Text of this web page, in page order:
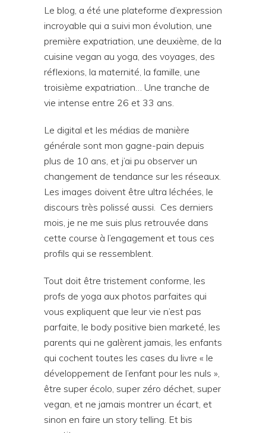
Le blog, a été une plateforme d’expression
incroyable qui a suivi mon évolution, une
première expatriation, une deuxième, de la
cuisine vegan au yoga, des voyages, des
réflexions, la maternité, la famille, une
troisième expatriation… Une tranche de
vie intense entre 26 et 33 ans.
Le digital et les médias de manière
générale sont mon gagne-pain depuis
plus de 10 ans, et j’ai pu observer un
changement de tendance sur les réseaux.
Les images doivent être ultra léchées, le
discours très polissé aussi. Ces derniers
mois, je ne me suis plus retrouvée dans
cette course à l’engagement et tous ces
profils qui se ressemblent.
Tout doit être tristement conforme, les
profs de yoga aux photos parfaites qui
vous expliquent que leur vie n’est pas
parfaite, le body positive bien marketé, les
parents qui ne galèrent jamais, les enfants
qui cochent toutes les cases du livre « le
développement de l’enfant pour les nuls »,
être super écolo, super zéro déchet, super
vegan, et ne jamais montrer un écart, et
sinon en faire un story telling. Et bis